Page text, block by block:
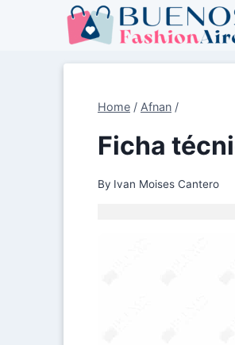
Home / Afnan /
Ficha
By Ivan Moises Cantero